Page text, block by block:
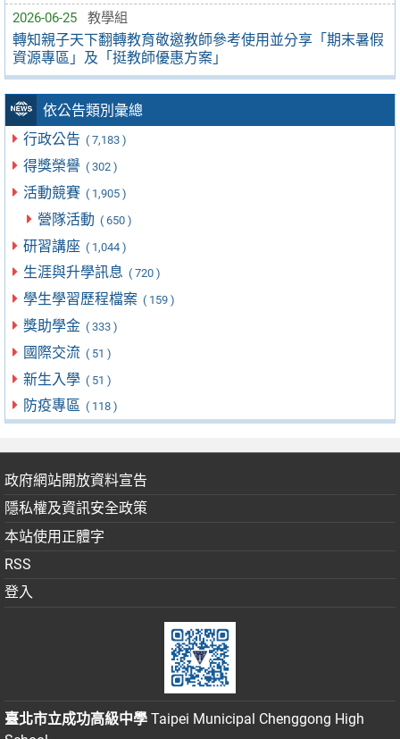
2026-06-25 教學組
轉知親子天下翻轉教育敬邀教師參考使用並分享「期末暑假
資源專區」及「挺教師優惠方案」
依公告類別彙總
行政公告 ( 7,183 )
得獎榮譽 ( 302 )
活動競賽 ( 1,905 )
營隊活動 ( 650 )
研習講座 ( 1,044 )
生涯與升學訊息 ( 720 )
學生學習歷程檔案 ( 159 )
獎助學金 ( 333 )
國際交流 ( 51 )
新生入學 ( 51 )
防疫專區 ( 118 )
政府網站開放資料宣告
隱私權及資訊安全政策
本站使用正體字
RSS
登入
臺北市立成功高級中學 Taipei Municipal Chenggong High